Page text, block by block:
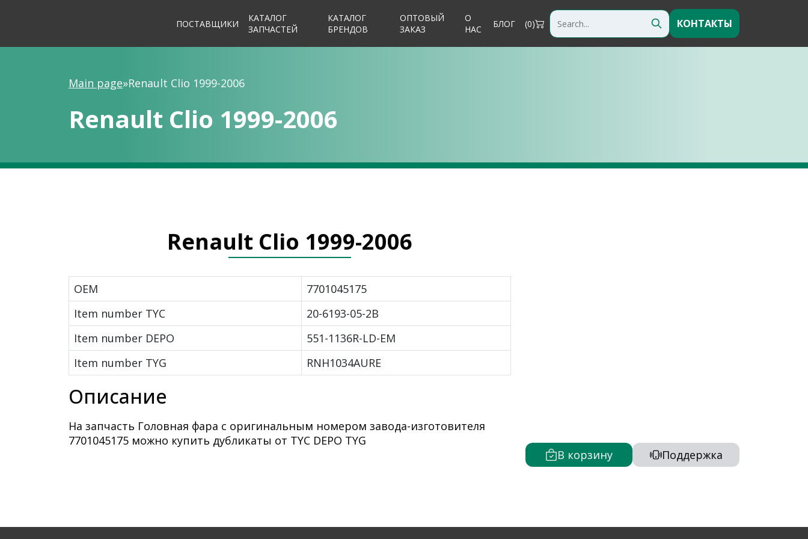
ПОСТАВЩИКИ
КАТАЛОГ
ЗАПЧАСТЕЙ
КАТАЛОГ
БРЕНДОВ
ОПТОВЫЙ
ЗАКАЗ
О
НАС
БЛОГ (0) КОНТАКТЫ
Main page»Renault Clio 1999-2006
Renault Clio 1999-2006
В корзину Поддержка
Renault Clio 1999-2006
OEM
7701045175
Item number TYC
20-6193-05-2B
Item number DEPO
551-1136R-LD-EM
Item number TYG
RNH1034AURE
Описание
На запчасть Головная фара с оригинальным номером завода-изготовителя
7701045175 можно купить дубликаты от TYC DEPO TYG